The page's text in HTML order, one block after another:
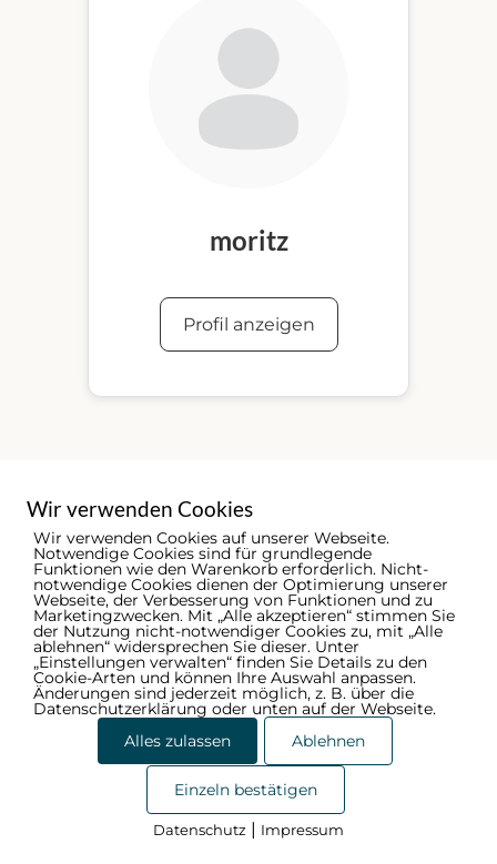
moritz
Profil anzeigen
© 2026 - Ammerländer Schützenbund | byDigelite
Datenschutzerklärung
Items
Wir verwenden Cookies
Wir verwenden Cookies auf unserer Webseite.
Notwendige Cookies sind für grundlegende
Funktionen wie den Warenkorb erforderlich. Nicht-
notwendige Cookies dienen der Optimierung unserer
Webseite, der Verbesserung von Funktionen und zu
Marketingzwecken. Mit „Alle akzeptieren“ stimmen Sie
der Nutzung nicht-notwendiger Cookies zu, mit „Alle
ablehnen“ widersprechen Sie dieser. Unter
„Einstellungen verwalten“ finden Sie Details zu den
Cookie-Arten und können Ihre Auswahl anpassen.
Änderungen sind jederzeit möglich, z. B. über die
Datenschutzerklärung oder unten auf der Webseite.
Alles zulassen
Ablehnen
Einzeln bestätigen
Datenschutz | Impressum